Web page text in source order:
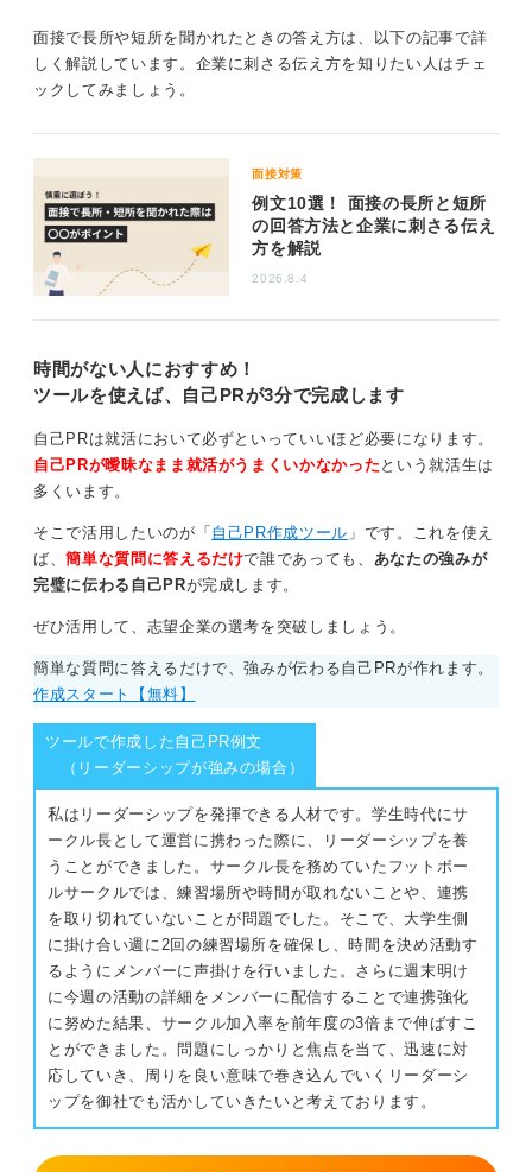
改善点とセットで伝えることが良いでしょう。
0
面接で長所や短所を聞かれたときの答え方は、以下の記事で詳
しく解説しています。企業に刺さる伝え方を知りたい人はチェ
ックしてみましょう。
面接対策
例文10選！ 面接の長所と短所
の回答方法と企業に刺さる伝え
方を解説
2026.8.4
時間がない人におすすめ！
ツールを使えば、自己PRが3分で完成します
自己PRは就活において必ずといっていいほど必要になります。
自己PRが曖昧なまま就活がうまくいかなかった という就活生は
多くいます。
そこで活用したいのが「 自己PR作成ツール 」です。これを使え
ば、簡単な質問に答えるだけで誰であっても、 あなたの強みが
完璧に伝わる自己PRが完成します。
ぜひ活用して、志望企業の選考を突破しましょう。
簡単な質問に答えるだけで、強みが伝わる自己PRが作れます。
作成スタート【無料】
ツールで作成した自己PR例文
（リーダーシップが強みの場合）
私はリーダーシップを発揮できる人材です。学生時代にサ
ークル長として運営に携わった際に、リーダーシップを養
うことができました。サークル長を務めていたフットボー
ルサークルでは、練習場所や時間が取れないことや、連携
を取り切れていないことが問題でした。そこで、大学生側
に掛け合い週に2回の練習場所を確保し、時間を決め活動す
るようにメンバーに声掛けを行いました。さらに週末明け
に今週の活動の詳細をメンバーに配信することで連携強化
に努めた結果、サークル加入率を前年度の3倍まで伸ばすこ
とができました。問題にしっかりと焦点を当て、迅速に対
応していき、周りを良い意味で巻き込んでいくリーダーシ
ップを御社でも活かしていきたいと考えております。